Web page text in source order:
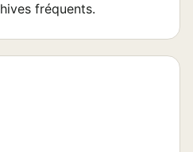
fréquents.